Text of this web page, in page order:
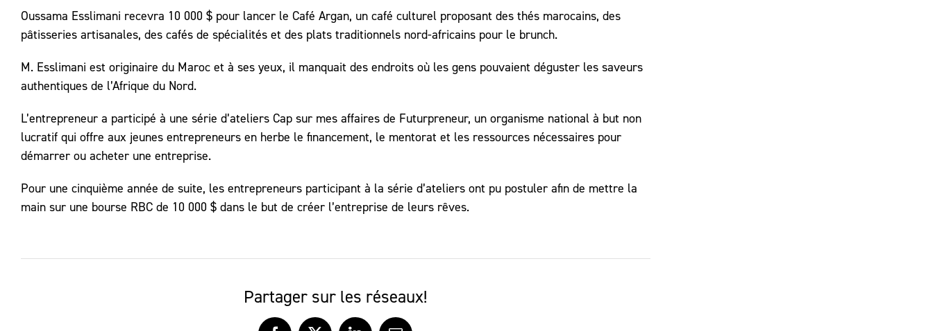
Oussama Esslimani recevra 10 000 $ pour lancer le Café Argan, un café culturel proposant des thés marocains, des
pâtisseries artisanales, des cafés de spécialités et des plats traditionnels nord-africains pour le brunch.
M. Esslimani est originaire du Maroc et à ses yeux, il manquait des endroits où les gens pouvaient déguster les saveurs
authentiques de l’Afrique du Nord.
L’entrepreneur a participé à une série d’ateliers Cap sur mes affaires de Futurpreneur, un organisme national à but non
lucratif qui offre aux jeunes entrepreneurs en herbe le financement, le mentorat et les ressources nécessaires pour
démarrer ou acheter une entreprise.
Pour une cinquième année de suite, les entrepreneurs participant à la série d’ateliers ont pu postuler afin de mettre la
main sur une bourse RBC de 10 000 $ dans le but de créer l’entreprise de leurs rêves.
Partager sur les réseaux!